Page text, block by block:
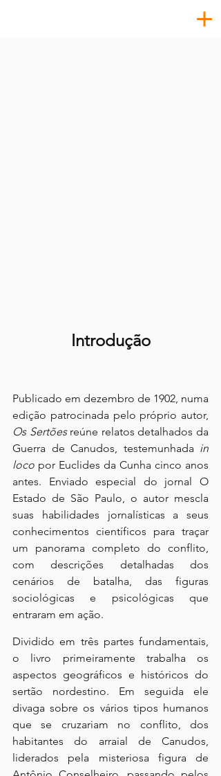
Introdução
Publicado em dezembro de 1902, numa
Os Sertões reúne relatos detalhados da
Guerra de Canudos, testemunhada in
loco por Euclides da Cunha cinco anos
antes. Enviado especial do jornal O
Estado de São Paulo, o autor mescla
suas habilidades jornalísticas a seus
conhecimentos científicos para traçar
um panorama completo do conflito,
com descrições detalhadas dos
cenários de batalha, das figuras
sociológicas e psicológicas que
entraram em ação.
Dividido em três partes fundamentais,
o livro primeiramente trabalha os
aspectos geográficos e históricos do
sertão nordestino. Em seguida ele
divaga sobre os vários tipos humanos
que se cruzariam no conflito, dos
habitantes do arraial de Canudos,
liderados pela misteriosa figura de